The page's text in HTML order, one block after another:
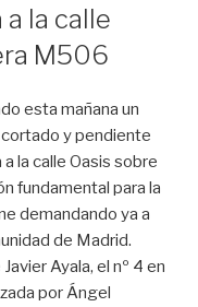
la calle
M506
esta mañana un
y pendiente
la calle Oasis sobre
fundamental para la
demandando ya a
de Madrid.
Ayala, el nº 4 en
por Ángel